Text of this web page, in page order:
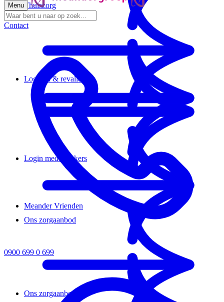
Thuiszorg
Ons zorgaanbod
Logeren & revalideren
Ons zorgaanbod
Login medewerkers
Meander Vrienden
Menu
Contact
0900 699 0 699